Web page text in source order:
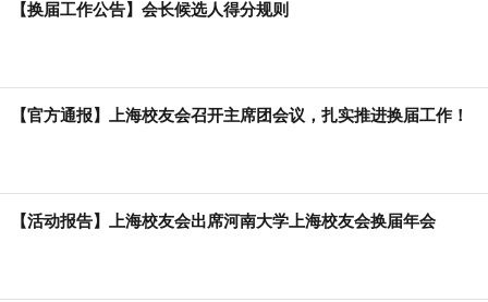
【换届工作公告】会长候选人得分规则
【官方通报】上海校友会召开主席团会议，扎实推进换届工作！
【活动报告】上海校友会出席河南大学上海校友会换届年会